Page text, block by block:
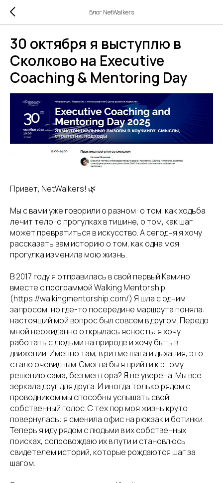
Блог NetWalkers
30 октября я выступлю в
Сколково на Executive
Coaching & Mentoring Day
Привет, NetWalkers! 🌿
Мы с вами уже говорили о разном: о том, как ходьба
лечит тело, о прогулках в тишине, о том, как шаг
может превратиться в искусство. А сегодня я хочу
рассказать вам историю о том, как одна моя
прогулка изменила мою жизнь.
В 2017 году я отправилась в свой первый Камино
вместе с программой Walking Mentorship.
(https://walkingmentorship.com/) Я шла с одним
запросом, но где-то посередине маршрута поняла:
настоящий мой вопрос был совсем в другом. Передо
мной неожиданно открылась ясность: я хочу
работать с людьми на природе и хочу быть в
движении. Именно там, в ритме шага и дыхания, это
стало очевидным. Смогла бы я прийти к этому
решению сама, без ментора? Я не уверена. Мы все
зеркала друг для друга. И иногда только рядом с
проводником мы способны услышать свой
собственный голос. С тех пор моя жизнь круто
повернулась: я сменила офис на рюкзак и ботинки.
Теперь я иду рядом с людьми в их собственных
поисках, сопровождаю их в пути и становлюсь
свидетелем историй, которые рождаются шаг за
шагом.